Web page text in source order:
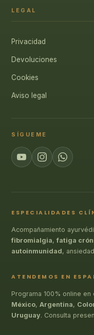
LEGAL
Privacidad
Devoluciones
Cookies
Aviso legal
SÍGUEME
ESPECIALIDADES
Acompañamiento
fibromialgia,fatiga
autoinmunidad,
ATENDEMOS EN
Programa 100% online
México, Argentina,
Uruguay. Consulta